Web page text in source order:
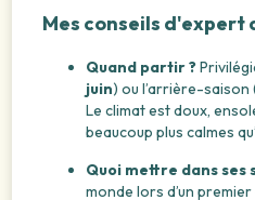
Mes conseils
Quand partir ?
juin) ou l’arrière-saison
Le climat est doux,
beaucoup plus calmes
Quoi mettre dans ses
monde lors d’un